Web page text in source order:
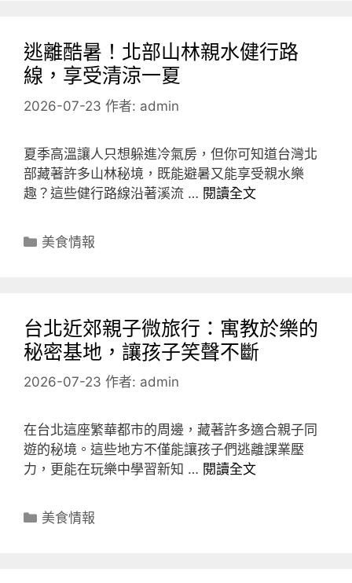
逃離酷暑！北部山林親水健行路
線，享受清涼一夏
2026-07-23 作者: admin
夏季高溫讓人只想躲進冷氣房，但你可知道台灣北
部藏著許多山林秘境，既能避暑又能享受親水樂
趣？這些健行路線沿著溪流 … 閱讀全文
分
美食情報
台北近郊親子微旅行：寓教於樂的
秘密基地，讓孩子笑聲不斷
2026-07-23 作者: admin
在台北這座繁華都市的周邊，藏著許多適合親子同
遊的秘境。這些地方不僅能讓孩子們逃離課業壓
力，更能在玩樂中學習新知 … 閱讀全文
分
美食情報